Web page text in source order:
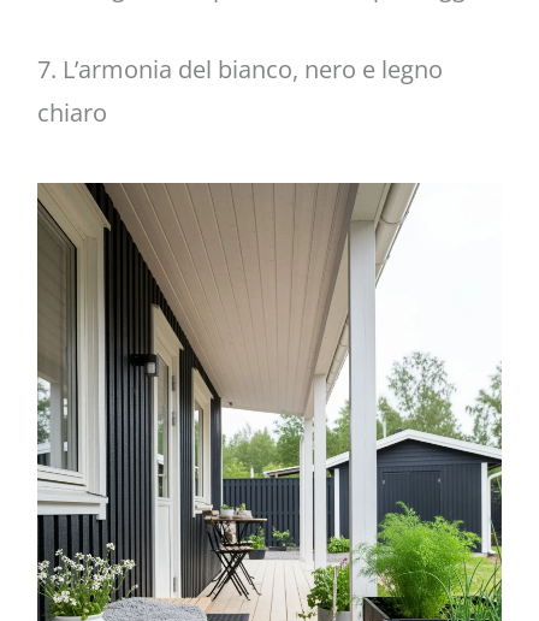
7. L’armonia del bianco, nero e legno
chiaro